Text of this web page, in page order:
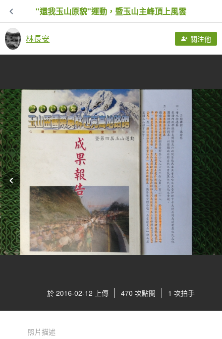
"還我玉山原貌"運動，暨玉山主峰頂上風雲
林長安 關注他
於 2016-02-12 上傳 470 次點閱 1 次拍手
照片描述